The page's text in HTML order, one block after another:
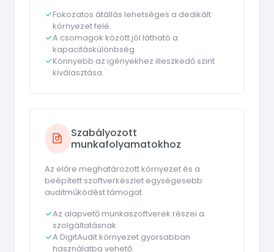
Fokozatos átállás lehetséges a dedikált
környezet felé.
A csomagok között jól látható a
kapacitáskülönbség.
Könnyebb az igényekhez illeszkedő szint
kiválasztása.
Szabályozott
munkafolyamatokhoz
Az előre meghatározott környezet és a
beépített szoftverkészlet egységesebb
auditműködést támogat.
Az alapvető munkaszoftverek részei a
szolgáltatásnak.
A DigitAudit környezet gyorsabban
használatba vehető.